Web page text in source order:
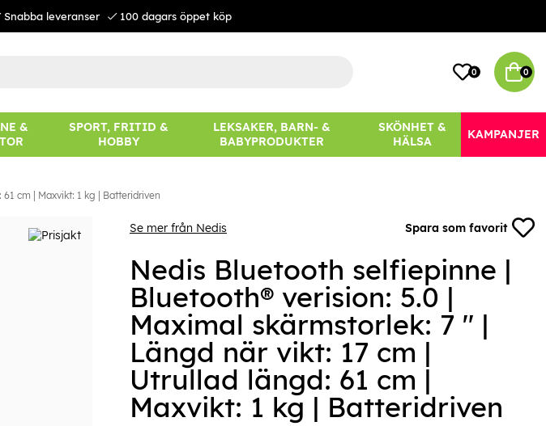
Snabba leveranser 100 dagars öppet köp
0 0
&
SPORT, FRITID &
HOBBY
LEKSAKER, BARN- &
BABYPRODUKTER
SKÖNHET &
HÄLSA
KAMPANJER
cm | Maxvikt: 1 kg | Batteridriven
Se mer från Nedis Spara som favorit
Nedis Bluetooth selfiepinne |
Bluetooth® verision: 5.0 |
Maximal skärmstorlek: 7 " |
Längd när vikt: 17 cm |
Utrullad längd: 61 cm |
Maxvikt: 1 kg | Batteridriven